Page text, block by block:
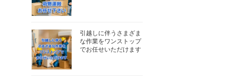
引越しに伴うさまざま
な作業をワンストップ
でお任せいただけます